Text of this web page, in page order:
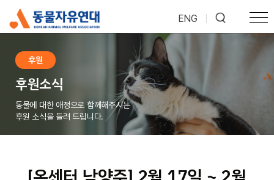
ENG
후원
후원소식
동물에 대한 애정으로 함께해주시는
후원 소식을 들려 드립니다.